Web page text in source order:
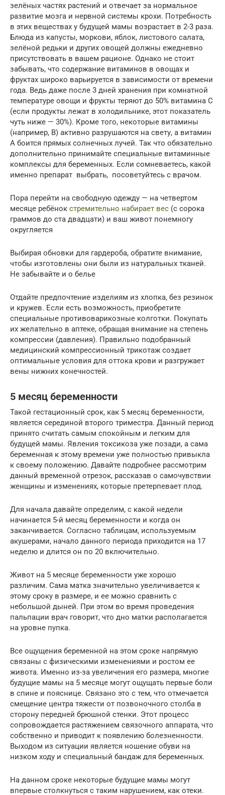
зелёных частях растений и отвечает за нормальное
развитие мозга и нервной системы крохи. Потребность
в этих веществах у будущей мамы возрастает в 2-3 раза.
Блюда из капусты, моркови, яблок, листового салата,
зелёной редьки и других овощей должны ежедневно
присутствовать в вашем рационе. Однако не стоит
забывать, что содержание витаминов в овощах и
фруктах широко варьируется в зависимости от времени
года. Ведь даже после 3 дней хранения при комнатной
температуре овощи и фрукты теряют до 50% витамина С
(если продукты лежат в холодильнике, этот показатель
чуть ниже — 30%). Кроме того, некоторые витамины
(например, В) активно разрушаются на свету, а витамин
А боится прямых солнечных лучей. Так что обязательно
дополнительно принимайте специальные витаминные
комплексы для беременных. Если сомневаетесь, какой
именно препарат выбрать, посоветуйтесь с врачом.
Пора перейти на свободную одежду — на четвертом
месяце ребёнок стремительно набирает вес (с сорока
граммов до ста двадцати) и ваш живот понемногу
округляется
Выбирая обновки для гардероба, обратите внимание,
чтобы изготовлены они были из натуральных тканей.
Не забывайте и о белье
Отдайте предпочтение изделиям из хлопка, без резинок
и кружев. Если есть возможность, приобретите
специальные противоварикозные колготки. Покупать
их желательно в аптеке, обращая внимание на степень
компрессии (давления). Правильно подобранный
медицинский компрессионный трикотаж создает
оптимальные условия для оттока крови и разгружает
вены нижних конечностей.
5 месяц беременности
Такой гестационный срок, как 5 месяц беременности,
является серединой второго триместра. Данный период
принято считать самым спокойным и легким для
будущей мамы. Явления токсикоза уже позади, а сама
беременная к этому времени уже полностью привыкла
к своему положению. Давайте подробнее рассмотрим
данный временной отрезок, рассказав о самочувствии
женщины и изменениях, которые претерпевает плод.
Для начала давайте определим, с какой недели
начинается 5-й месяц беременности и когда он
заканчивается. Согласно таблицам, используемым
акушерами, начало данного периода приходится на 17
неделю и длится он по 20 включительно.
Живот на 5 месяце беременности уже хорошо
различим. Сама матка значительно увеличивается к
этому сроку в размере, и ее можно сравнить с
небольшой дыней. При этом во время проведения
пальпации врач говорит, что дно матки располагается
на уровне пупка.
Все ощущения беременной на этом сроке напрямую
связаны с физическими изменениями и ростом ее
живота. Именно из-за увеличения его размера, многие
будущие мамы на 5 месяце могут ощущать первые боли
в спине и пояснице. Связано это с тем, что отмечается
смещение центра тяжести от позвоночного столба в
сторону передней брюшной стенки. Этот процесс
сопровождается растяжением связочного аппарата, что
собственно и приводит к появлению болезненности.
Выходом из ситуации является ношение обуви на
низком ходу и специальный бандаж для беременных.
На данном сроке некоторые будущие мамы могут
впервые столкнуться с таким нарушением, как отеки.